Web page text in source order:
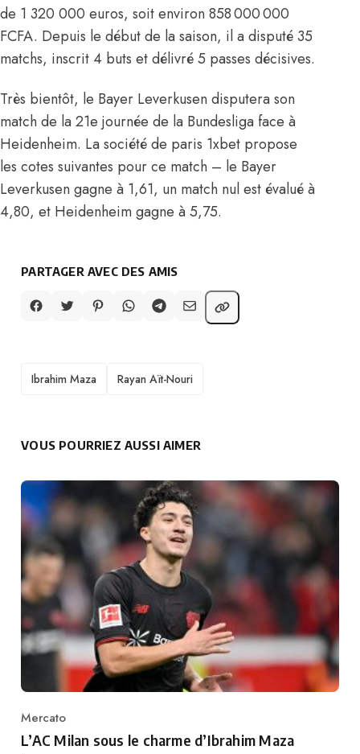
de 1 320 000 euros, soit environ 858 000 000
FCFA. Depuis le début de la saison, il a disputé 35
matchs, inscrit 4 buts et délivré 5 passes décisives.
Très bientôt, le Bayer Leverkusen disputera son
match de la 21e journée de la Bundesliga face à
Heidenheim. La société de paris 1xbet propose
les cotes suivantes pour ce match – le Bayer
Leverkusen gagne à 1,61, un match nul est évalué à
4,80, et Heidenheim gagne à 5,75.
PARTAGER AVEC DES AMIS
TAGS
Ibrahim Maza Rayan Aït-Nouri
VOUS POURRIEZ AUSSI AIMER
Category
Mercato
L’AC Milan sous le charme d’Ibrahim Maza